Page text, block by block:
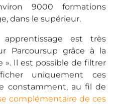
9000 formations
dans le supérieur.
est très
Parcoursup grâce à la
». Il est possible de filtrer
uniquement ces
constamment, au fil de
complémentaire de ces